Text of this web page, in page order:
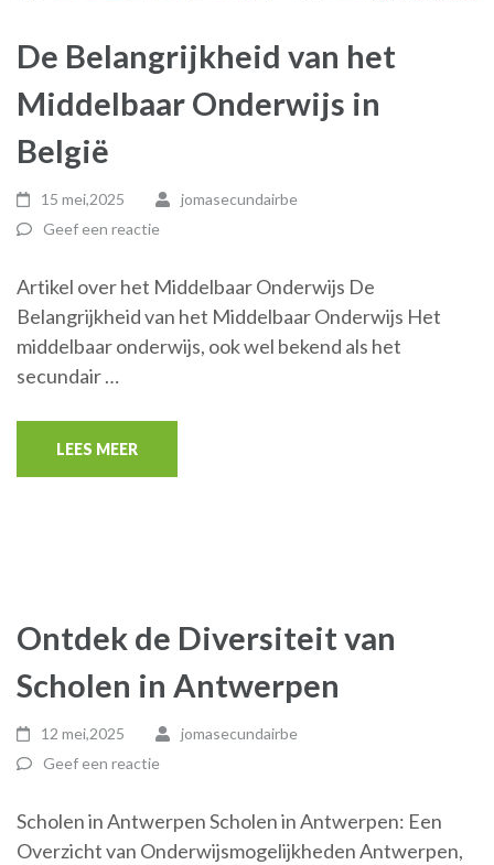
De Belangrijkheid van het
Middelbaar Onderwijs in
België
15 mei,2025
jomasecundairbe
Geef een reactie
Artikel over het Middelbaar Onderwijs De
Belangrijkheid van het Middelbaar Onderwijs Het
middelbaar onderwijs, ook wel bekend als het
secundair …
LEES MEER
Ontdek de Diversiteit van
Scholen in Antwerpen
12 mei,2025
jomasecundairbe
Geef een reactie
Scholen in Antwerpen Scholen in Antwerpen: Een
Overzicht van Onderwijsmogelijkheden Antwerpen,